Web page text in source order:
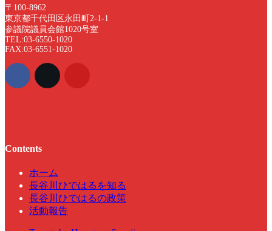
〒100-8962
東京都千代田区永田町2-1-1
参議院議員会館1020号室
TEL:03-6550-1020
FAX:03-6551-1020
Contents
ホーム
長谷川ひではるを知る
長谷川ひではるの政策
活動報告